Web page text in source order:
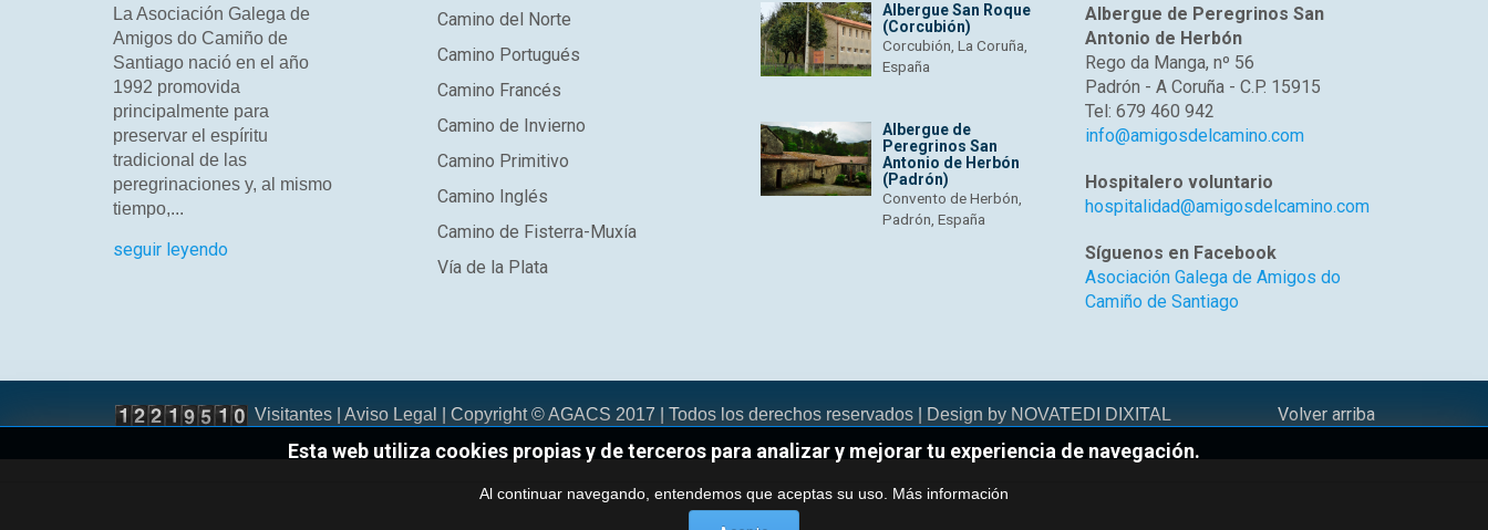
La Asociación Galega de
Amigos do Camiño de
Santiago nació en el año
1992 promovida
principalmente para
preservar el espíritu
tradicional de las
peregrinaciones y, al mismo
tiempo,...
seguir leyendo
Camino del Norte
Camino Portugués
Camino Francés
Camino de Invierno
Camino Primitivo
Camino Inglés
Camino de Fisterra-Muxía
Vía de la Plata
Albergue San Roque
(Corcubión)
Corcubión, La Coruña,
España
Albergue de
Peregrinos San
Antonio de Herbón
(Padrón)
Convento de Herbón,
Padrón, España
Albergue de Peregrinos San
Antonio de Herbón
Rego da Manga, nº 56
Padrón - A Coruña - C.P. 15915
Tel: 679 460 942
info@amigosdelcamino.com
Hospitalero voluntario
hospitalidad@amigosdelcamino.com
Síguenos en Facebook
Asociación Galega de Amigos do
Camiño de Santiago
Volver arriba
Visitantes | Aviso Legal | Copyright © AGACS 2017 | Todos los derechos reservados | Design by NOVATEDI DIXITAL
Esta web utiliza cookies propias y de terceros para analizar y mejorar tu experiencia de navegación.
Al continuar navegando, entendemos que aceptas su uso. Más información